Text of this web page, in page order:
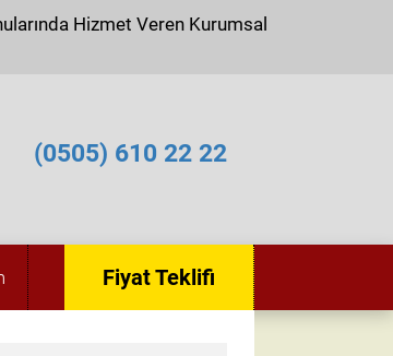
Hizmet Veren Kurumsal
(0505) 610 22 22
Fiyat Teklifi